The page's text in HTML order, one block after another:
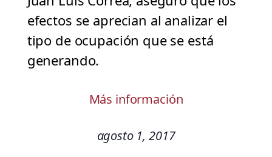
efectos se aprecian al analizar el
tipo de ocupación que se está
generando.
Más información
agosto 1, 2017